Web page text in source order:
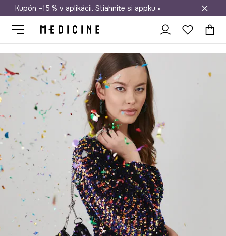
Doprava zadarmo od 50 €
Kupón –15 % v aplikácii. Stiahnite si appku »